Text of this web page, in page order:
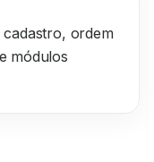
ordem
módulos